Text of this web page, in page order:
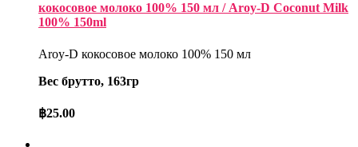
кокосовое молоко 100% 150 мл / Aroy-D Coconut Milk
100% 150ml
Aroy-D кокосовое молоко 100% 150 мл
Вес брутто, 163гр
฿25.00